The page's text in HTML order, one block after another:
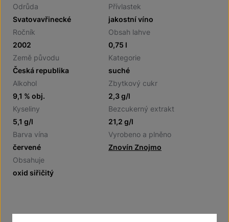
Odrůda
Svatovavřinecké
Přívlastek
jakostní víno
Ročník
2002
Obsah lahve
0,75 l
Země původu
Česká republika
Kategorie
suché
Alkohol
9,1 % obj.
Zbytkový cukr
2,3 g/l
Kyseliny
5,1 g/l
Bezcukerný extrakt
21,2 g/l
Barva vína
červené
Vyrobeno a plněno
Znovín Znojmo
Obsahuje
oxid siřičitý